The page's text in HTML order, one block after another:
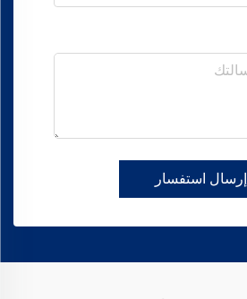
إرسال استفسار